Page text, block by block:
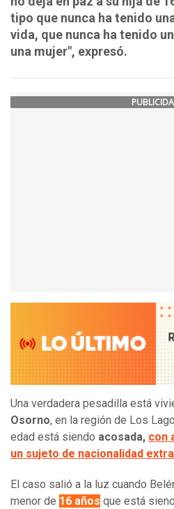
tipo que nunca ha tenido
vida, que nunca ha tenido
una mujer", expresó.
Una verdadera pesadilla está
Osorno, en la región de Los
edad está siendo acosada, con
un sujeto de nacionalidad
El caso salió a la luz cuando
menor de 16 años que está